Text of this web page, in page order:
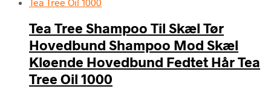
Tea Tree Shampoo Til Skæl Tør
Hovedbund Shampoo Mod Skæl
Kløende Hovedbund Fedtet Hår Tea
Tree Oil 1000